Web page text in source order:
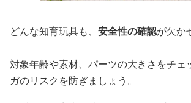
どんな知育玩具も、 安全性の確認が欠か
対象年齢や素材、パーツの大きさをチェ
ガのリスクを防ぎましょう。